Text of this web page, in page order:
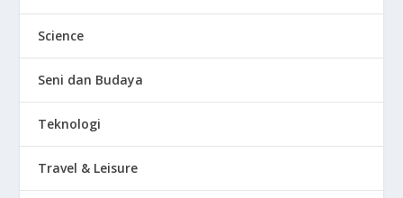
Science
Seni dan Budaya
Teknologi
Travel & Leisure